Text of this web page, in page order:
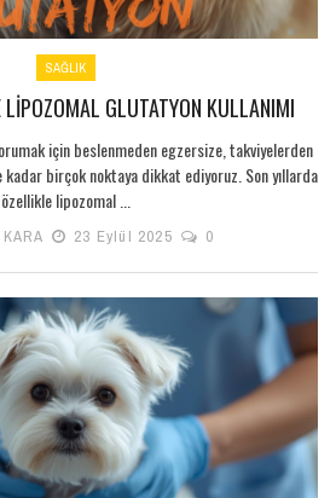
SAĞLIK
LIPOZOMAL GLUTATYON KULLANIMI
için beslenmeden egzersize, takviyelerden
birçok noktaya dikkat ediyoruz. Son yıllarda
özellikle lipozomal ...
23 Eylül 2025 0